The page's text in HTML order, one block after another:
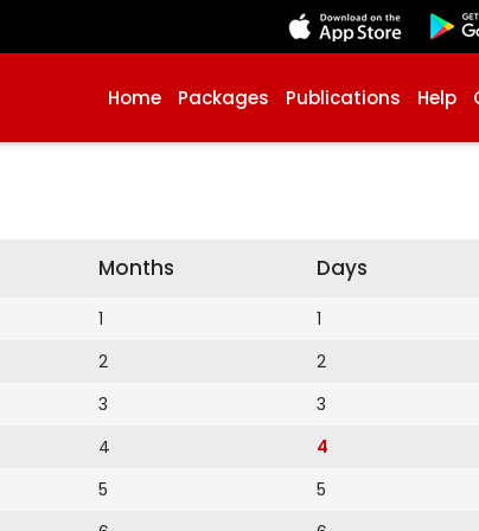
Home Packages Publications Help
Months
1
2
3
4
5
Days
1
2
3
4
5